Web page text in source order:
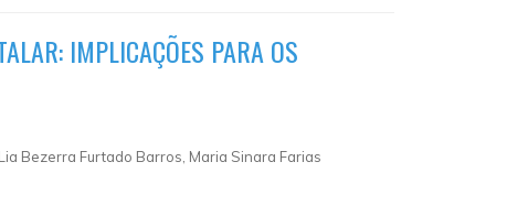
IMPLICAÇÕES PARA OS
Bezerra Furtado Barros, Maria Sinara Farias